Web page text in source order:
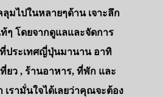
มไปในหลายๆด้าน เจาะลึก
ๆ โดยจากดูแลและจัดการ
ประเทศญี่ปุ่นมานาน อาทิ
ยว , ร้านอาหาร, ที่พัก และ
เรามั่นใจได้เลยว่าคุณจะต้อง